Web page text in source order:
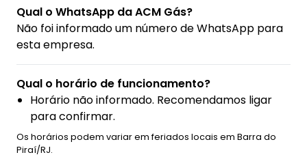
Qual o WhatsApp da ACM Gás?
Não foi informado um número de WhatsApp para
esta empresa.
Qual o horário de funcionamento?
Horário não informado. Recomendamos ligar
para confirmar.
Os horários podem variar em feriados locais em Barra do
Piraí/RJ.